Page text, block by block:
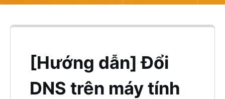
[Hướng dẫn] Đổi
DNS trên máy tính